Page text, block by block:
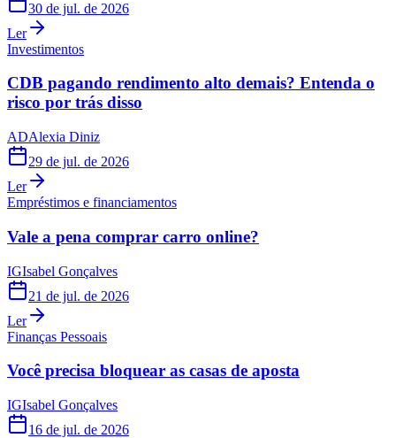
30 de jul. de 2026
Ler
Investimentos
CDB pagando rendimento alto demais? Entenda o
risco por trás disso
ADAlexia Diniz
29 de jul. de 2026
Ler
Empréstimos e financiamentos
Vale a pena comprar carro online?
IGIsabel Gonçalves
21 de jul. de 2026
Ler
Finanças Pessoais
Você precisa bloquear as casas de aposta
IGIsabel Gonçalves
16 de jul. de 2026